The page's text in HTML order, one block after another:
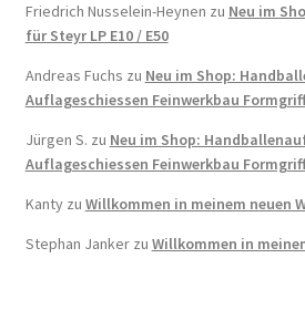
Friedrich Nusselein-Heynen zu Neu im
für Steyr LP E10 / E50
Andreas Fuchs zu Neu im Shop:
Auflageschiessen Feinwerkbau Formgriff
Jürgen S. zu Neu im Shop:
Auflageschiessen Feinwerkbau Formgriff
Kantyzu Willkommen in meinem neuen
Stephan Jankerzu Willkommen in